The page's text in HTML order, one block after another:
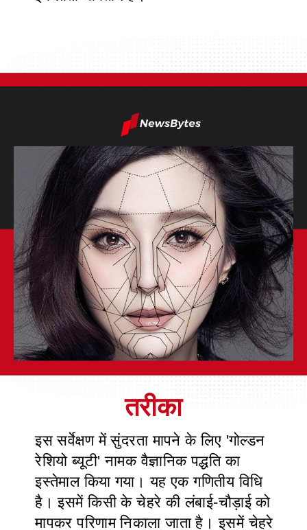
तरीका
इस सर्वेक्षण में सुंदरता मापने के लिए 'गोल्डन
रेशियो ब्यूटी' नामक वैज्ञानिक पद्धति का
इस्तेमाल किया गया। यह एक गणितीय विधि
है। इसमें किसी के चेहरे की लंबाई-चौड़ाई को
मापकर परिणाम निकाला जाता है। इसमें चेहरे